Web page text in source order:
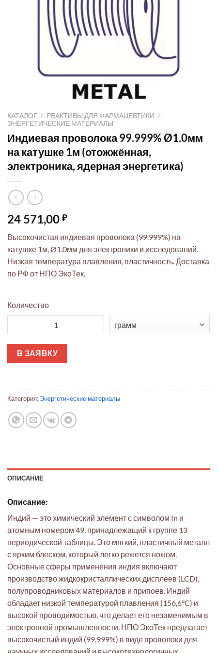
КАТАЛОГ / РЕАКТИВЫ ДЛЯ ФАРМАЦЕВТИКИ /
ЭНЕРГЕТИЧЕСКИЕ МАТЕРИАЛЫ
Индиевая проволока 99.999% Ø1.0мм
на катушке 1м (отожжённая,
электроника, ядерная энергетика)
24 571,00 ₽
Высокочистая индиевая проволока (99.999%) на
катушке 1м, Ø1.0мм для электроники и исследований.
Низкая температура плавления, пластичность. Доставка
по РФ от НПО ЭкоТек.
Количество
В ЗАЯВКУ
Категория: Энергетические материалы
ОПИСАНИЕ
Описание:
Индий — это химический элемент с символом In и
атомным номером 49, принадлежащий к группе 13
периодической таблицы. Это мягкий, пластичный металл
с ярким блеском, который легко режется ножом.
Основные сферы применения индия включают
производство жидкокристаллических дисплеев (LCD),
полупроводниковых материалов и припоев. Индий
обладает низкой температурой плавления (156,6°C) и
высокой проводимостью, что делает его незаменимым в
электронной промышленности. НПО ЭкоТек предлагает
высокочистый индий (99,999%) в виде проволоки для